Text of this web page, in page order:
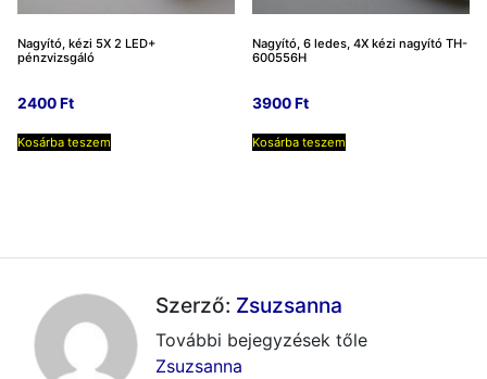
Nagyító, kézi 5X 2 LED+
pénzvizsgáló
2400Ft
Kosárba teszem
Nagyító, 6 ledes, 4X kézi nagyító TH-
600556H
3900Ft
Kosárba teszem
Szerző: Zsuzsanna
További bejegyzések tőle
Zsuzsanna